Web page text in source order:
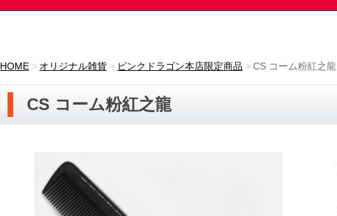
HOME オリジナル雑貨 ピンクドラゴン本店限定商品 CS コーム粉紅之龍
CS コーム粉紅之龍